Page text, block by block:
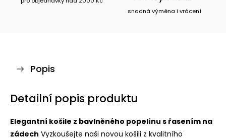
snadná výměna i vrácení
Popis
Detailní popis produktu
Elegantní košile z bavlněného popelínu s řasením na
zádech Vyzkoušejte naši novou košili z kvalitního